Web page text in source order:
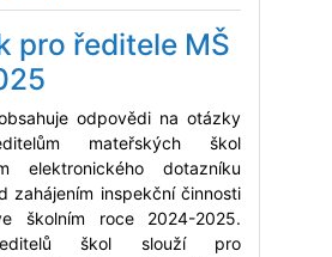
pro ředitele MŠ
odpovědi na otázky
mateřských škol
elektronického dotazníku
zahájením inspekční činnosti
školním roce 2024-2025.
škol slouží pro